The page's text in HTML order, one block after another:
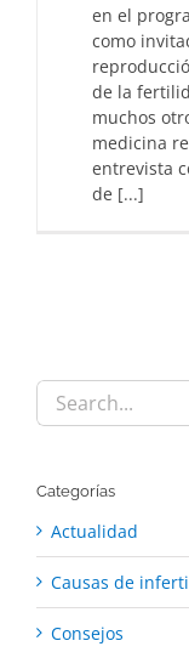
en el
como
de la
muchos
medicina
entrevista
de [...]
Search
for:
Categorías
Actualidad
Causas de
Consejos